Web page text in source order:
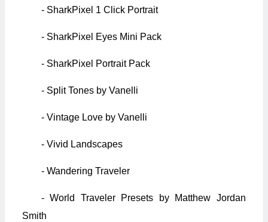
- SharkPixel 1 Click Portrait
- SharkPixel Eyes Mini Pack
- SharkPixel Portrait Pack
- Split Tones by Vanelli
- Vintage Love by Vanelli
- Vivid Landscapes
- Wandering Traveler
- World Traveler Presets by Matthew Jordan
Smith